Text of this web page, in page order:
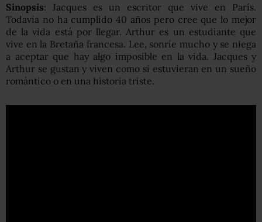
Sinopsis: Jacques es un escritor que vive en París.
Todavía no ha cumplido 40 años pero cree que lo mejor
de la vida está por llegar. Arthur es un estudiante que
vive en la Bretaña francesa. Lee, sonríe mucho y se niega
a aceptar que hay algo imposible en la vida. Jacques y
Arthur se gustan y viven como si estuvieran en un sueño
romántico o en una historia triste.